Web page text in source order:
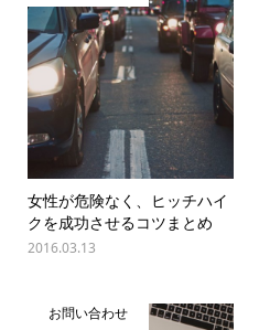
女性が危険なく、ヒッチハイ
クを成功させるコツまとめ
2016.03.13
お問い合わせ